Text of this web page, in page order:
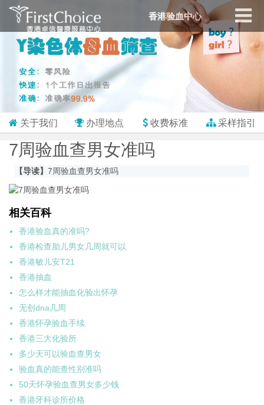
香港验血中心
关于我们 办理地点 收费标准 采样指引
7周验血查男女准吗
【导读】 7周验血查男女准吗
相关百科
香港验血真的准吗?
香港检查胎儿男女几周就可以
香港敏儿安T21
香港抽血
怎么样才能抽血化验出怀孕
无创dna几周
香港怀孕验血手续
香港三大化验所
多少天可以验血查男女
验血真的能查性别准吗
50天怀孕验血查男女多少钱
香港牙科诊所价格